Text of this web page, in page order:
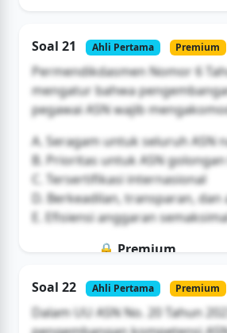
Soal 21 Ahli Pertama Premium
Permendikdasmen Nomor 6
mengatur bahwa
pegawai ASN wajib
A. Seragam untuk seluruh ASN
B. Prioritas untuk ASN
C. Tersertifikasi internasional
D. Berkeadilan, transparan,
E. Efisiensi anggaran
🔒 Premium
Buka Akses
Soal 22 Ahli Pertama Premium
Dalam UU ASN No. 20 Tahun